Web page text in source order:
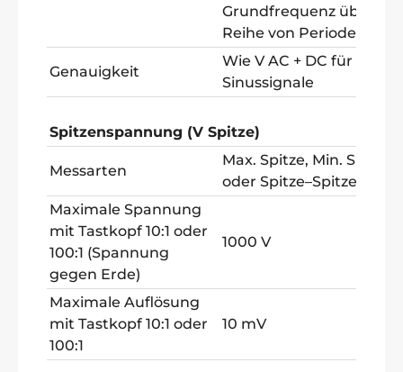
Grundfrequenz über
Reihe von Perioden
Genauigkeit
Wie V AC + DC für
Sinussignale
Spitzenspannung (V Spitze)
Messarten
Max. Spitze, Min. Spitze
oder Spitze–Spitze
Maximale Spannung
mit Tastkopf 10:1 oder
100:1 (Spannung
gegen Erde)
1000 V
Maximale Auflösung
mit Tastkopf 10:1 oder
100:1
10 mV